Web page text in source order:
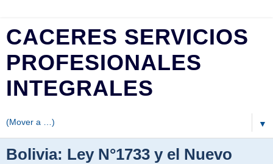
CACERES SERVICIOS
PROFESIONALES
INTEGRALES
▼
Bolivia: Ley N°1733 y el Nuevo